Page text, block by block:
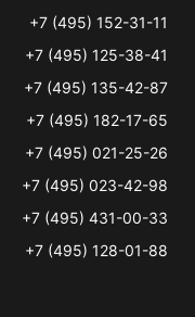
+7 (495) 152-31-11
+7 (495) 125-38-41
+7 (495) 135-42-87
+7 (495) 182-17-65
+7 (495) 021-25-26
+7 (495) 023-42-98
+7 (495) 431-00-33
+7 (495) 128-01-88